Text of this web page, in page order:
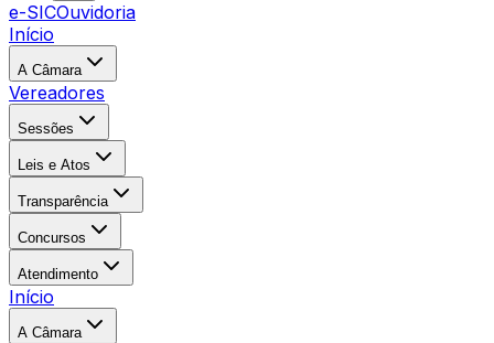
e-SICOuvidoria
Início
A Câmara
Vereadores
Sessões
Leis e Atos
Transparência
Concursos
Atendimento
Início
A Câmara